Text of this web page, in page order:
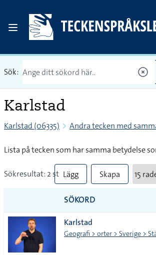
Sök:
Karlstad
Karlstad (06335) Andra tecken med
Lista på tecken som har samma betydelse
Sökresultat: 2 st Lägg
till
alla i
lista
Skapa
SÖKORD
Karlstad
Geografi > orter > Sverige >